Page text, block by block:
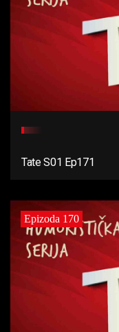
Tate S01 Ep171
Epizoda 170